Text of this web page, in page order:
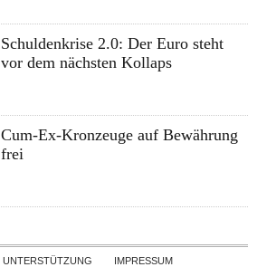
Schuldenkrise 2.0: Der Euro steht
vor dem nächsten Kollaps
Cum-Ex-Kronzeuge auf Bewährung
frei
Skip to content
UNTERSTÜTZUNG
IMPRESSUM